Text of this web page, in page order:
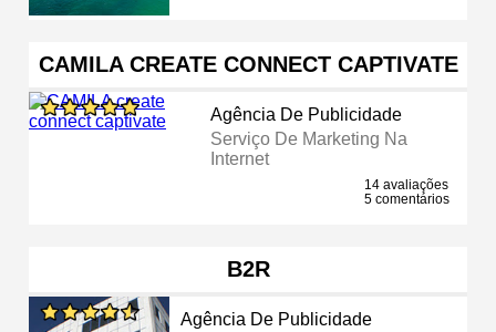
CAMILA CREATE CONNECT CAPTIVATE
Agência De Publicidade
Serviço De Marketing Na
Internet
14 avaliações
5 comentários
B2R
Agência De Publicidade